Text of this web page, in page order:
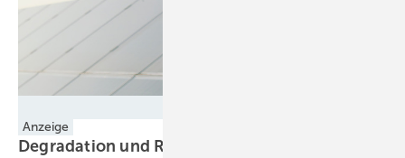
Anzeige
Degradation und Repowering von